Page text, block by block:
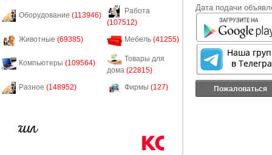
Оборудование (113946)
Работа
(107512)
Животные (69385) Мебель (41255)
Компьютеры (109564)
Товары для
дома (22815)
Разное (148952) Фирмы (127)
Дата подачи
Пожаловаться